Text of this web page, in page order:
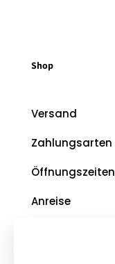
Shop
Versand
Zahlungsarten
Öffnungszeiten
Anreise